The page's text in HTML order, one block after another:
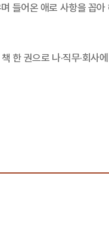
들어온 애로 사항을 꼽
한 권으로 나·직무·회사